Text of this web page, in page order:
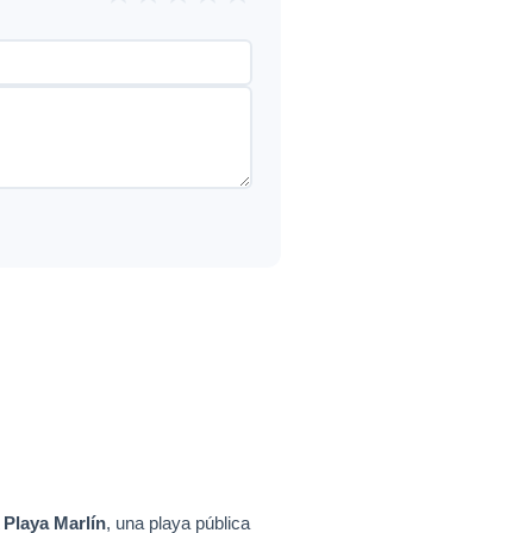
Playa Marlín, una playa pública